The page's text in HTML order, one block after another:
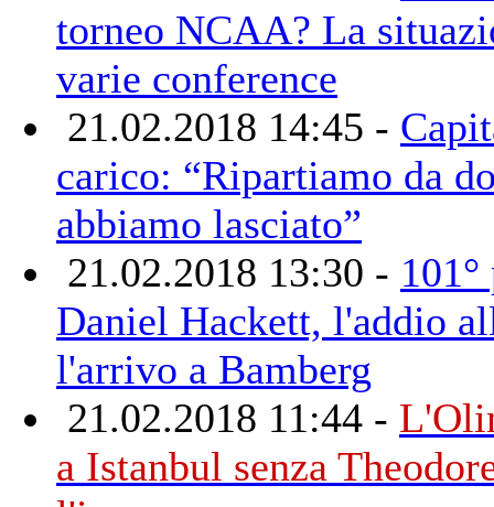
torneo NCAA? La
varie conference
21.02.2018 14:45 -
carico: “Ripartiamo da
abbiamo lasciato”
21.02.2018 13:30 -
Daniel Hackett, l'addio
l'arrivo a Bamberg
21.02.2018 11:44 -
a Istanbul senza